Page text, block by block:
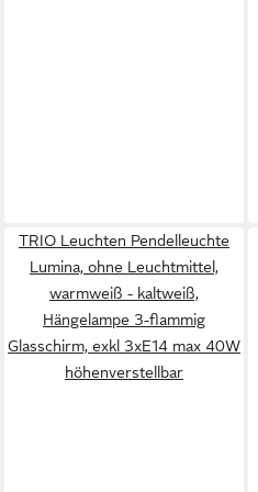
TRIO Leuchten Pendelleuchte
Lumina, ohne Leuchtmittel,
warmweiß - kaltweiß,
Hängelampe 3-flammig
Glasschirm, exkl 3xE14 max 40W
höhenverstellbar